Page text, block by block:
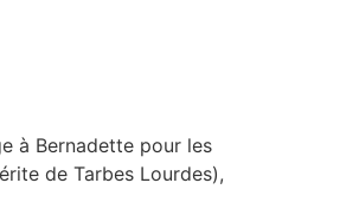
à Bernadette pour les
de Tarbes Lourdes),